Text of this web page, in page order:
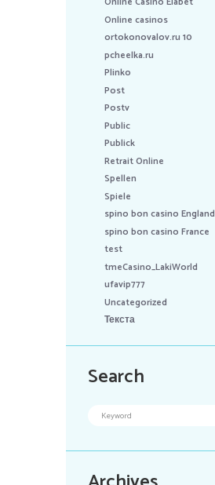
Online casinos
ortokonovalov.ru 10
pcheelka.ru
Plinko
Post
Postv
Public
Publick
Retrait Online
Spellen
Spiele
spino bon casino England
spino bon casino France
test
tmeCasino_LakiWorld
ufavip777
Uncategorized
Текста
Search